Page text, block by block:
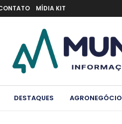
MÍDIA KIT
DESTAQUES AGRONEGÓCIO